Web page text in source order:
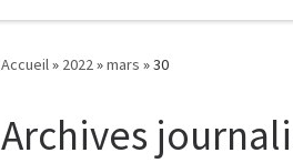
Accueil» 2022»mars »30
Archives